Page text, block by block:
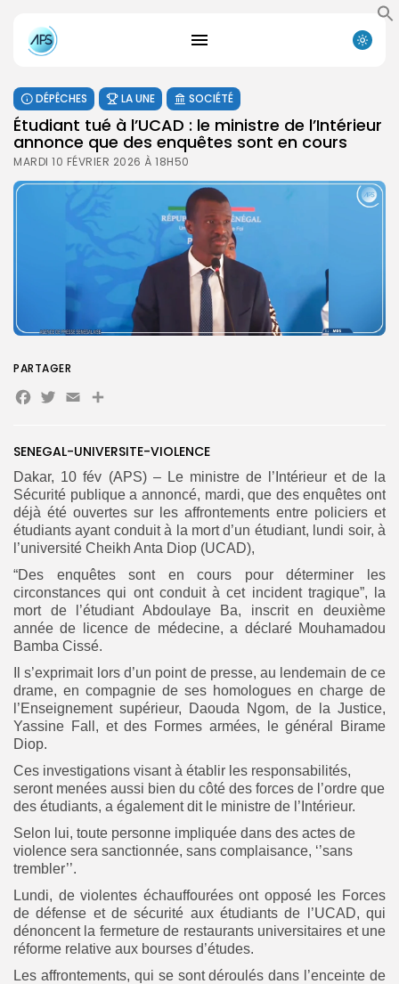
Search
for:
FR
DÉPÊCHES LA UNE SOCIÉTÉ
Étudiant tué à l’UCAD : le ministre de l’Intérieur
annonce que des enquêtes sont en cours
MARDI 10 FÉVRIER 2026 À 18H50
SENEGAL-UNIVERSITE-VIOLENCE
Dakar, 10 fév (APS) – Le ministre de l’Intérieur et de la
Sécurité publique a annoncé, mardi, que des enquêtes ont
déjà été ouvertes sur les affrontements entre policiers et
étudiants ayant conduit à la mort d’un étudiant, lundi soir, à
l’université Cheikh Anta Diop (UCAD),
“Des enquêtes sont en cours pour déterminer les
circonstances qui ont conduit à cet incident tragique”, la
mort de l’étudiant Abdoulaye Ba, inscrit en deuxième
année de licence de médecine, a déclaré Mouhamadou
Bamba Cissé.
Il s’exprimait lors d’un point de presse, au lendemain de ce
drame, en compagnie de ses homologues en charge de
l’Enseignement supérieur, Daouda Ngom, de la Justice,
Yassine Fall, et des Formes armées, le général Birame
Diop.
Ces investigations visant à établir les responsabilités,
seront menées aussi bien du côté des forces de l’ordre que
des étudiants, a également dit le ministre de l’Intérieur.
Selon lui, toute personne impliquée dans des actes de
violence sera sanctionnée, sans complaisance, ‘’sans
trembler’’.
Lundi, de violentes échauffourées ont opposé les Forces
de défense et de sécurité aux étudiants de l’UCAD, qui
dénoncent la fermeture de restaurants universitaires et une
réforme relative aux bourses d’études.
Les affrontements, qui se sont déroulés dans l’enceinte de
PARTAGER
Facebook
Twitter
EmailPartager